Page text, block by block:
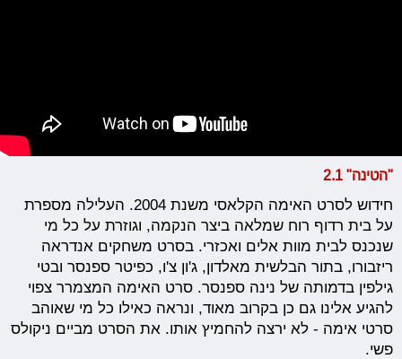
"הטינה" 2.1
חידוש לסרט האימה הקלאסי משנת 2004. העלילה מספרת
על בית רדוף רוח שמלאה ביצר הנקמה, וגוזרת על כל מי
שנכנס לבית מוות אלים ואכזרי. בסרט משחקים אנדראה
ריזבורו, בתור הבלשית מאלדון, ג'ון צ'ו, כפיטר ספנסר ובטי
גילפין בדמותה של נינה ספנסר. סרט האימה המצמרר צפוי
להגיע אלינו גם כן בקרוב מאוד, ונראה כאילו כל מי שאוהב
סרטי אימה - לא ירצה להחמיץ אותו. את הסרט מביים ניקולס
פשי.